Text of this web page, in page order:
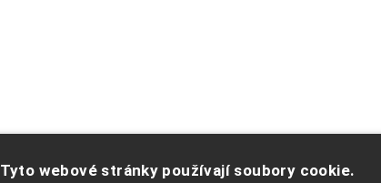
PŘEJETE SI ZASÍLAT EMAILY NEWSLETTER ?
Tyto webové stránky používají soubory cookie.